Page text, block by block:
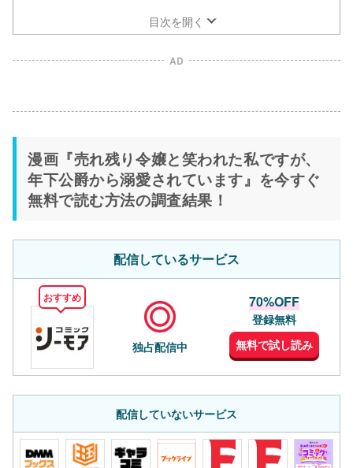
漫画『売れ残り令嬢と笑われた私ですが、年下公爵から溺
愛されています』の見どころ
目次を開く
AD
漫画『売れ残り令嬢と笑われた私ですが、
年下公爵から溺愛されています』を今すぐ
無料で読む方法の調査結果！
配信しているサービス
おすすめ
独占配信中
70%OFF
登録無料
無料で試し読み
配信していないサービス